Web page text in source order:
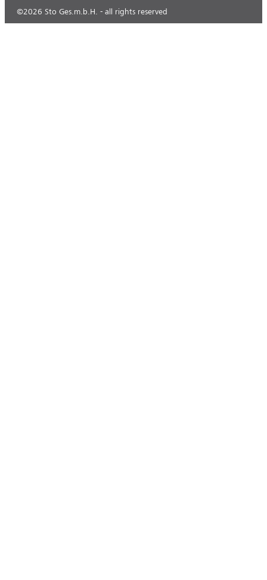
©2026 Sto Ges.m.b.H. - all rights reserved